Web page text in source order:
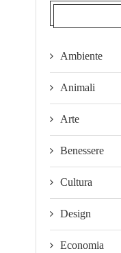
Ambiente
Animali
Arte
Benessere
Cultura
Design
Economia